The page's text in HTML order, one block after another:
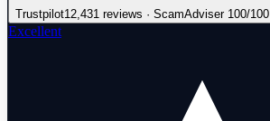
Trustpilot12,431 reviews · ScamAdviser 100/100
Excellent